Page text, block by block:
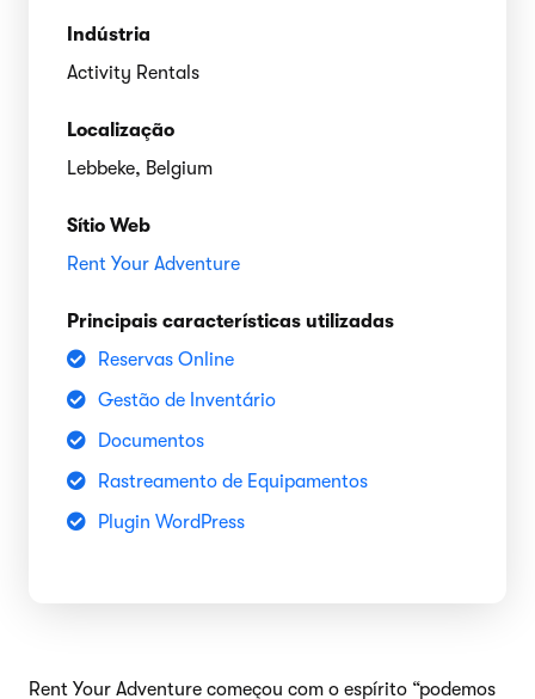
Indústria
Activity Rentals
Localização
Lebbeke, Belgium
Sítio Web
Rent Your Adventure
Principais características utilizadas
Reservas Online
Gestão de Inventário
Documentos
Rastreamento de Equipamentos
Plugin WordPress
Rent Your Adventure começou com o espírito “podemos